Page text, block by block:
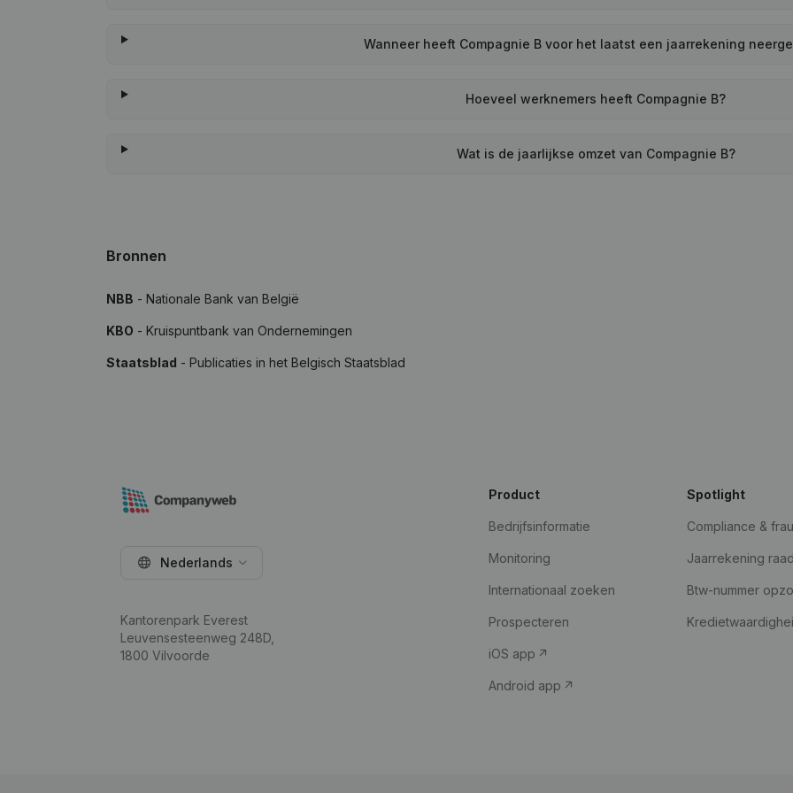
Wanneer heeft Compagnie B voor het laatst een jaarrekening
Hoeveel werknemers heeft Compagnie B?
Wat is de jaarlijkse omzet van Compagnie B?
Bronnen
NBB - Nationale Bank van België
KBO - Kruispuntbank van Ondernemingen
Staatsblad - Publicaties in het Belgisch Staatsblad
Nederlands
Kantorenpark Everest
Leuvensesteenweg 248D,
1800 Vilvoorde
Product
Bedrijfsinformatie
Monitoring
Internationaal zoeken
Prospecteren
iOS app
Android app
Spotlight
Compliance &
Jaarrekening
Btw-nummer